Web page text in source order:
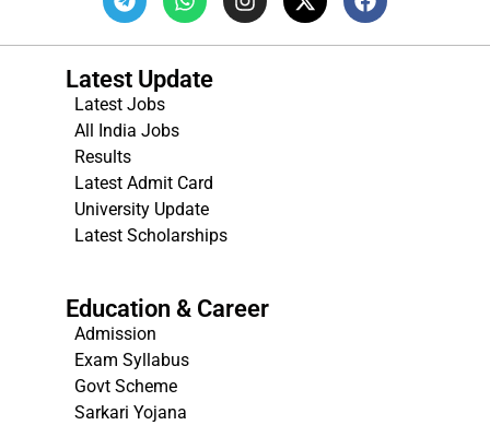
Latest Update
Latest Jobs
All India Jobs
Results
Latest Admit Card
University Update
Latest Scholarships
Education & Career
Admission
Exam Syllabus
Govt Scheme
Sarkari Yojana